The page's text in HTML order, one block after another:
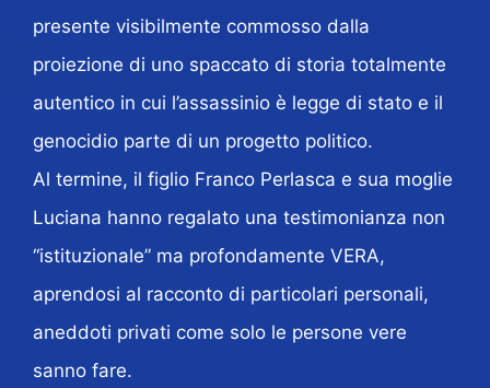
presente visibilmente commosso dalla
proiezione di uno spaccato di storia totalmente
autentico in cui l’assassinio è legge di stato e il
genocidio parte di un progetto politico.
Al termine, il figlio Franco Perlasca e sua moglie
Luciana hanno regalato una testimonianza non
“istituzionale” ma profondamente VERA,
aprendosi al racconto di particolari personali,
aneddoti privati come solo le persone vere
sanno fare.